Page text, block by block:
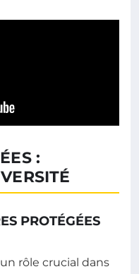
:
PROTÉGÉES
rôle crucial dans